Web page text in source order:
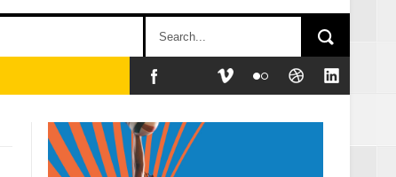
sociales